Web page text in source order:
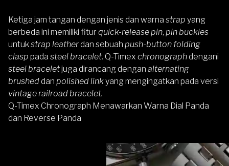
Ketiga jam tangan dengan jenis dan warna strap yang
berbeda ini memiliki fitur quick-release pin, pin buckles
untukstrap leatherdan sebuah push-button folding
clasp pada steel bracelet. Q-Timex chronographdengani
steel braceletjuga dirancang dengan alternating
brusheddan polished linkyang mengingatkan pada versi
vintage railroad bracelet.
Q-Timex Chronograph Menawarkan Warna Dial Panda
dan Reverse Panda